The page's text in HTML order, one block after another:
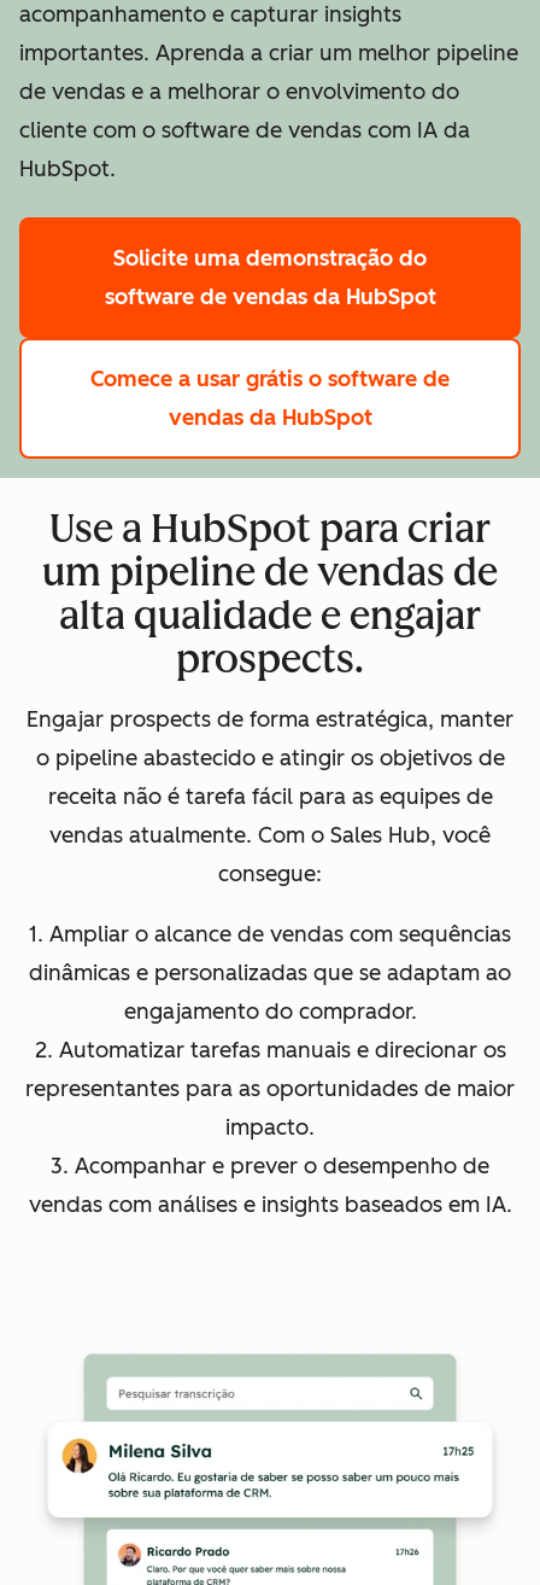
acompanhamento e capturar insights
importantes. Aprenda a criar um melhor pipeline
de vendas e a melhorar o envolvimento do
cliente com o software de vendas com IA da
HubSpot.
Solicite uma demonstração do
software de vendas da HubSpot
Comece a usar grátis o software de
vendas da HubSpot
Use a HubSpot para criar
um pipeline de vendas de
alta qualidade e engajar
prospects.
Engajar prospects de forma estratégica, manter
o pipeline abastecido e atingir os objetivos de
receita não é tarefa fácil para as equipes de
vendas atualmente. Com o Sales Hub, você
consegue:
1. Ampliar o alcance de vendas com sequências
dinâmicas e personalizadas que se adaptam ao
engajamento do comprador.
2. Automatizar tarefas manuais e direcionar os
representantes para as oportunidades de maior
impacto.
3. Acompanhar e prever o desempenho de
vendas com análises e insights baseados em IA.